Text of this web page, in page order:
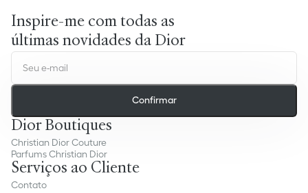
Inspire-me com todas as
últimas novidades da Dior
Confirmar
Dior Boutiques
Christian Dior Couture
Parfums Christian Dior
Serviços ao Cliente
Contato